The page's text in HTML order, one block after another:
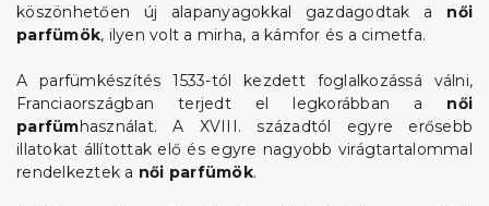
köszönhetően új alapanyagokkal gazdagodtak a női
parfümök, ilyen volt a mirha, a kámfor és a cimetfa.
A parfümkészítés 1533-tól kezdett foglalkozássá válni,
Franciaországban terjedt el legkorábban a női
parfümhasználat. A XVIII. századtól egyre erősebb
illatokat állítottak elő és egyre nagyobb virágtartalommal
rendelkeztek a női parfümök.